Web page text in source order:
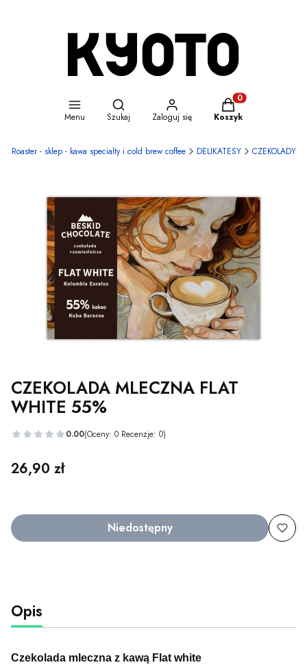
Menu
Otwórz wyszukiwarkę
Szukaj Zaloguj się
Produkty w
Koszyk
Roaster - sklep - kawa specialty i cold brew coffee DELIKATESY CZEKOLADY
CZEKOLADA MLECZNA FLAT
WHITE 55%
0.00(Oceny: 0 Recenzje: 0)
Cena
26,90 zł
Niedostępny
Opis
Czekolada mleczna z kawą Flat white